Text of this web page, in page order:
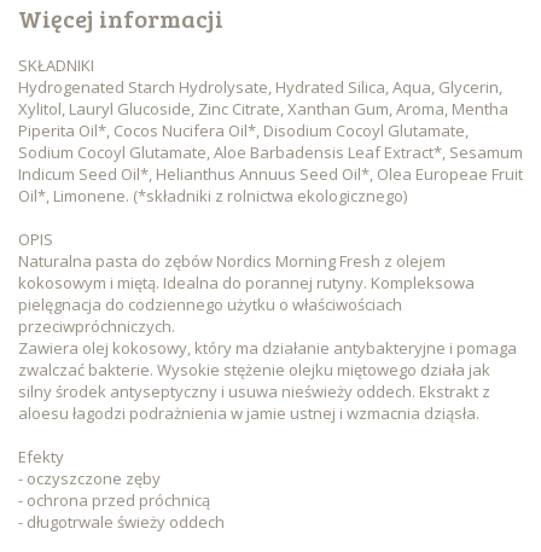
Więcej informacji
SKŁADNIKI
Hydrogenated Starch Hydrolysate, Hydrated Silica, Aqua, Glycerin,
Xylitol, Lauryl Glucoside, Zinc Citrate, Xanthan Gum, Aroma, Mentha
Piperita Oil*, Cocos Nucifera Oil*, Disodium Cocoyl Glutamate,
Sodium Cocoyl Glutamate, Aloe Barbadensis Leaf Extract*, Sesamum
Indicum Seed Oil*, Helianthus Annuus Seed Oil*, Olea Europeae Fruit
Oil*, Limonene. (*składniki z rolnictwa ekologicznego)
OPIS
Naturalna pasta do zębów Nordics Morning Fresh z olejem
kokosowym i miętą. Idealna do porannej rutyny. Kompleksowa
pielęgnacja do codziennego użytku o właściwościach
przeciwpróchniczych.
Zawiera olej kokosowy, który ma działanie antybakteryjne i pomaga
zwalczać bakterie. Wysokie stężenie olejku miętowego działa jak
silny środek antyseptyczny i usuwa nieświeży oddech. Ekstrakt z
aloesu łagodzi podrażnienia w jamie ustnej i wzmacnia dziąsła.
Efekty
- oczyszczone zęby
- ochrona przed próchnicą
- długotrwale świeży oddech